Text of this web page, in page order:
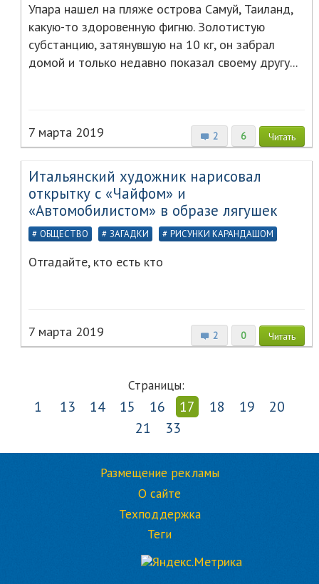
Упара нашел на пляже острова Самуй, Таиланд,
какую-то здоровенную фигню. Золотистую
субстанцию, затянувшую на 10 кг, он забрал
домой и только недавно показал своему другу...
2 6 Читать
7 марта 2019
Итальянский художник нарисовал
открытку с «Чайфом» и
«Автомобилистом» в образе лягушек
ОБЩЕСТВО ЗАГАДКИ РИСУНКИ КАРАНДАШОМ
Отгадайте, кто есть кто
2 0 Читать
7 марта 2019
Страницы:
1 13 14 15 16 17 18 19
20
21
33
Размещение рекламы
О сайте
Техподдержка
Теги